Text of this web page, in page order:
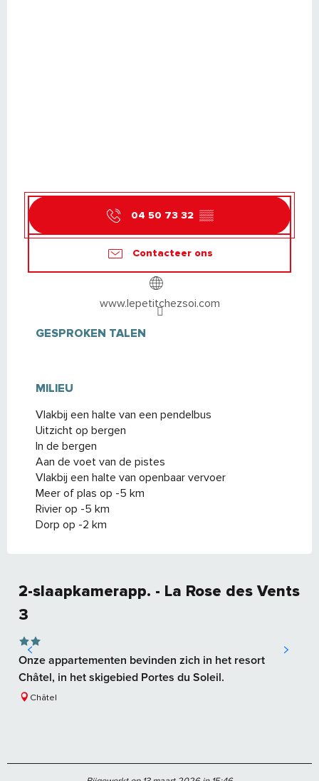
04 50 73 32 ▒▒
Contacteer ons
www.lepetitchezsoi.com
GESPROKEN TALEN
GESPROKEN TALEN
MILIEU
MILIEU
Vlakbij een halte van een pendelbus
Uitzicht op bergen
In de bergen
Aan de voet van de pistes
Vlakbij een halte van openbaar vervoer
Meer of plas op -5 km
Rivier op -5 km
Dorp op -2 km
2-slaapkamerapp. - La Rose des Vents
3
Onze appartementen bevinden zich in het resort
Châtel, in het skigebied Portes du Soleil.
Châtel